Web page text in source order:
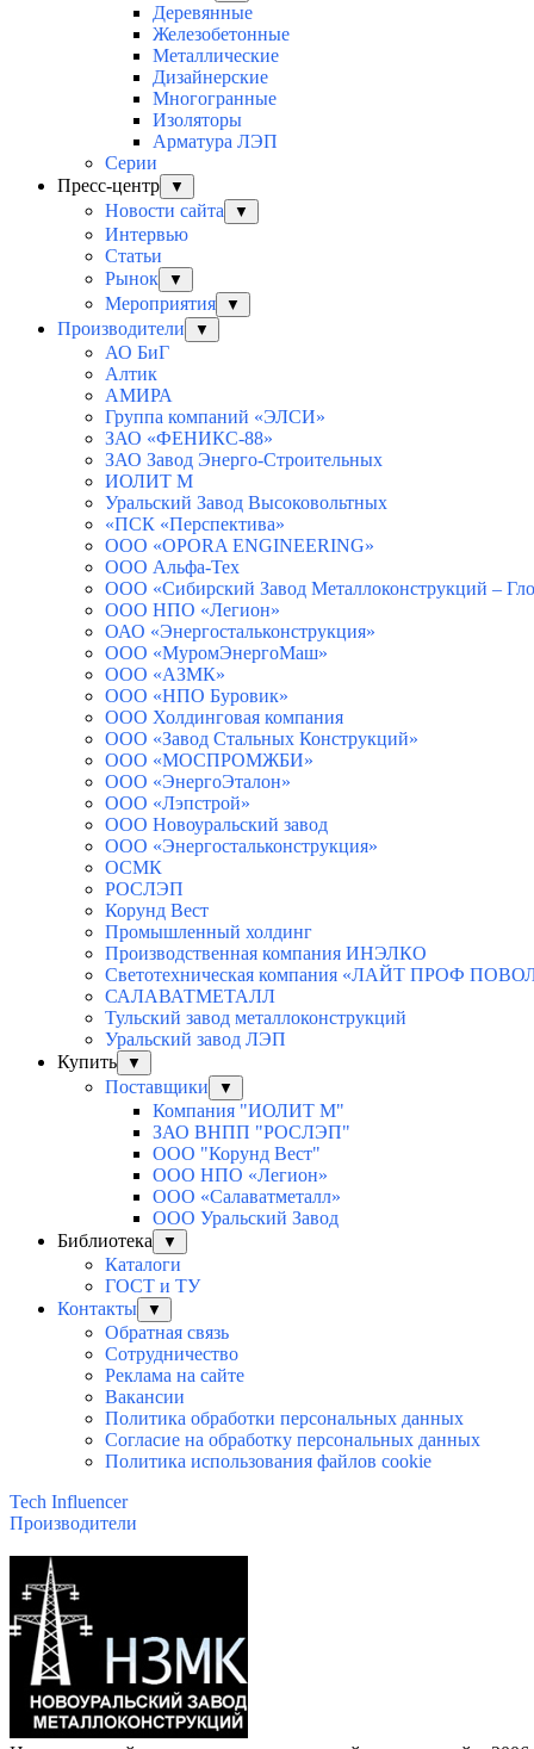
Деревянные
Железобетонные
Металлические
Дизайнерские
Многогранные
Изоляторы
Арматура ЛЭП
Серии
Пресс-центр
▼
Новости сайта ▼
Интервью
Статьи
Рынок
▼
Мероприятия ▼
Производители ▼
АО БиГ
Алтик
АМИРА
Группа компаний «ЭЛСИ»
ЗАО «ФЕНИКС-88»
ЗАО Завод Энерго-Строительных
ИОЛИТ М
Уральский Завод Высоковольтных
«ПСК «Перспектива»
ООО «OPORA ENGINEERING»
ООО Альфа-Тех
ООО «Сибирский Завод Металлоконструкций –
ООО НПО «Легион»
ОАО «Энергостальконструкция»
ООО «МуромЭнергоМаш»
ООО «АЗМК»
ООО «НПО Буровик»
ООО Холдинговая компания
ООО «Завод Стальных Конструкций»
ООО «МОСПРОМЖБИ»
ООО «ЭнергоЭталон»
ООО «Лэпстрой»
ООО Новоуральский завод
ООО «Энергостальконструкция»
ОСМК
РОСЛЭП
Корунд Вест
Промышленный холдинг
Производственная компания ИНЭЛКО
Светотехническая компания «ЛАЙТ ПРОФ
САЛАВАТМЕТАЛЛ
Тульский завод металлоконструкций
Уральский завод ЛЭП
Купить
▼
Поставщики ▼
Компания "ИОЛИТ М"
ЗАО ВНПП "РОСЛЭП"
ООО "Корунд Вест"
ООО НПО «Легион»
ООО «Салаватметалл»
ООО Уральский Завод
Библиотека
▼
Каталоги
ГОСТ и ТУ
Контакты
▼
Обратная связь
Сотрудничество
Реклама на сайте
Вакансии
Политика обработки персональных данных
Согласие на обработку персональных данных
Политика использования файлов cookie
Tech Influencer
Производители